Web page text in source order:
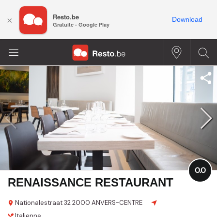
RENAISSANCE RESTAURANT
Nationalestraat 322000 ANVERS-CENTRE
0.0
× Resto.be
Gratuite - Google Play
Download